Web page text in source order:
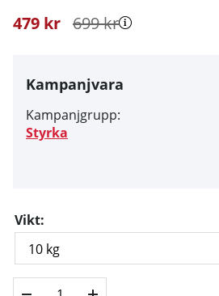
699kr
479 kr
Kampanjvara
Kampanjgrupp:
Styrka
Vikt: